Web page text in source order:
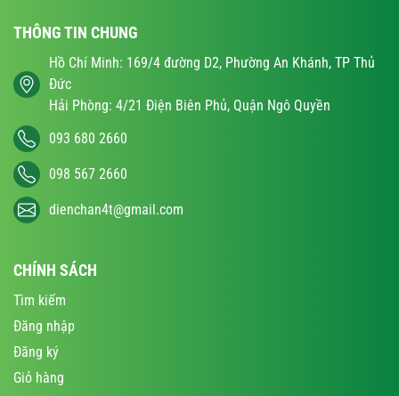
THÔNG TIN CHUNG
Hồ Chí Minh: 169/4 đường D2, Phường An Khánh, TP Thủ
Đức
Hải Phòng: 4/21 Điện Biên Phủ, Quận Ngô Quyền
093 680 2660
098 567 2660
dienchan4t@gmail.com
CHÍNH SÁCH
Tìm kiếm
Đăng nhập
Đăng ký
Giỏ hàng